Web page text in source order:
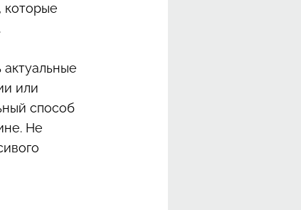
которые
или
способ
Не